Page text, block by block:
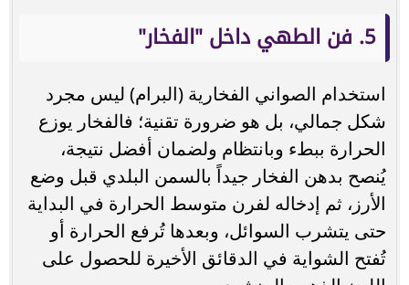
5. فن الطهي داخل "الفخار"
استخدام الصواني الفخارية (البرام) ليس مجرد
شكل جمالي، بل هو ضرورة تقنية؛ فالفخار يوزع
الحرارة ببطء وبانتظام ولضمان أفضل نتيجة،
يُنصح بدهن الفخار جيداً بالسمن البلدي قبل وضع
الأرز، ثم إدخاله لفرن متوسط الحرارة في البداية
حتى يتشرب السوائل، وبعدها تُرفع الحرارة أو
تُفتح الشواية في الدقائق الأخيرة للحصول على